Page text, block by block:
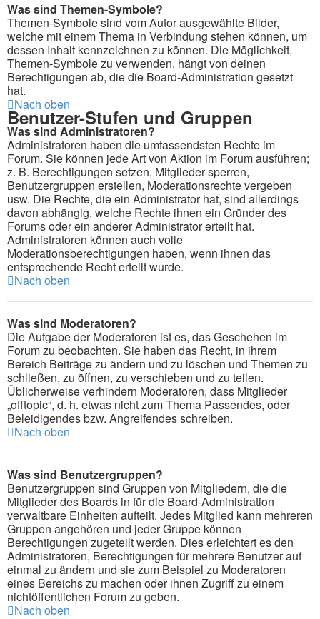
Was sind Themen-Symbole?
Themen-Symbole sind vom Autor ausgewählte Bilder,
welche mit einem Thema in Verbindung stehen können, um
dessen Inhalt kennzeichnen zu können. Die Möglichkeit,
Themen-Symbole zu verwenden, hängt von deinen
Berechtigungen ab, die die Board-Administration gesetzt
hat.
Nach oben
Benutzer-Stufen und Gruppen
Was sind Administratoren?
Administratoren haben die umfassendsten Rechte im
Forum. Sie können jede Art von Aktion im Forum ausführen;
z. B. Berechtigungen setzen, Mitglieder sperren,
Benutzergruppen erstellen, Moderationsrechte vergeben
usw. Die Rechte, die ein Administrator hat, sind allerdings
davon abhängig, welche Rechte ihnen ein Gründer des
Forums oder ein anderer Administrator erteilt hat.
Administratoren können auch volle
Moderationsberechtigungen haben, wenn ihnen das
entsprechende Recht erteilt wurde.
Nach oben
Was sind Moderatoren?
Die Aufgabe der Moderatoren ist es, das Geschehen im
Forum zu beobachten. Sie haben das Recht, in ihrem
Bereich Beiträge zu ändern und zu löschen und Themen zu
schließen, zu öffnen, zu verschieben und zu teilen.
Üblicherweise verhindern Moderatoren, dass Mitglieder
„offtopic“, d. h. etwas nicht zum Thema Passendes, oder
Beleidigendes bzw. Angreifendes schreiben.
Nach oben
Was sind Benutzergruppen?
Benutzergruppen sind Gruppen von Mitgliedern, die die
Mitglieder des Boards in für die Board-Administration
verwaltbare Einheiten aufteilt. Jedes Mitglied kann mehreren
Gruppen angehören und jeder Gruppe können
Berechtigungen zugeteilt werden. Dies erleichtert es den
Administratoren, Berechtigungen für mehrere Benutzer auf
einmal zu ändern und sie zum Beispiel zu Moderatoren
eines Bereichs zu machen oder ihnen Zugriff zu einem
nichtöffentlichen Forum zu geben.
Nach oben